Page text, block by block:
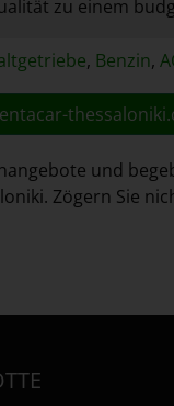
zu einem
, Benzin,
und
Zögern Sie